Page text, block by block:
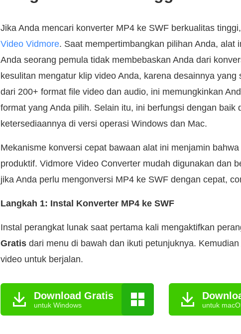
Jika Anda mencari konverter MP4 ke SWF berkualitas
Video Vidmore. Saat mempertimbangkan pilihan Anda, alat
Anda seorang pemula tidak membebaskan Anda dari
kesulitan mengatur klip video Anda, karena desainnya
dari 200+ format file video dan audio, ini memungkinkan
format yang Anda pilih. Selain itu, ini berfungsi dengan baik
ketersediaannya di versi operasi Windows dan Mac.
Mekanisme konversi cepat bawaan alat ini menjamin
produktif. Vidmore Video Converter mudah digunakan dan
jika Anda perlu mengonversi MP4 ke SWF dengan cepat,
Langkah 1: Instal Konverter MP4 ke SWF
Instal perangkat lunak saat pertama kali mengaktifkan
Gratis dari menu di bawah dan ikuti petunjuknya.
video untuk berjalan.
Download Gratis
untuk Windows untuk